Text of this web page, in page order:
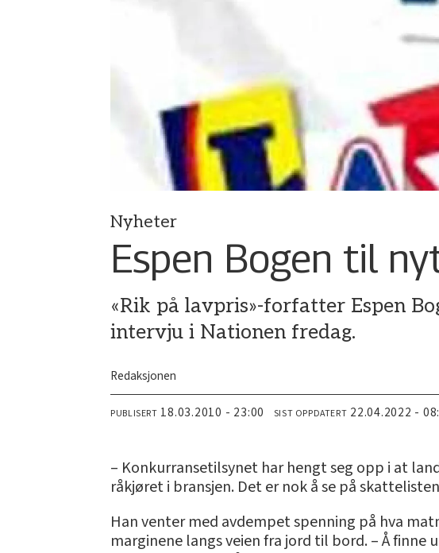
Nyheter
Espen Bogen til
«Rik på lavpris»-forfatter Espen
intervju i Nationen fredag.
Redaksjonen
PUBLISERT 18.03.2010 - 23:00 SIST OPPDATERT 22.04.2022 -
– Konkurransetilsynet har hengt seg opp i at
råkjøret i bransjen. Det er nok å se på
Han venter med avdempet spenning på hva
marginene langs veien fra jord til bord. – Å